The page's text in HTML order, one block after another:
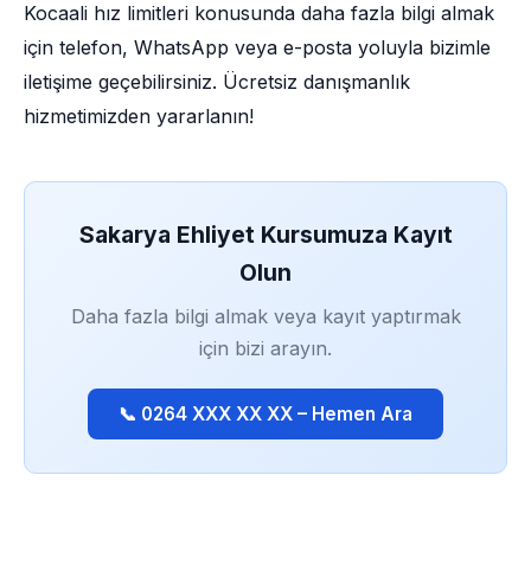
Kocaali hız limitleri konusunda daha fazla bilgi almak
için telefon, WhatsApp veya e-posta yoluyla bizimle
iletişime geçebilirsiniz. Ücretsiz danışmanlık
hizmetimizden yararlanın!
Sakarya Ehliyet Kursumuza Kayıt
Olun
Daha fazla bilgi almak veya kayıt yaptırmak
için bizi arayın.
📞 0264 XXX XX XX – Hemen Ara